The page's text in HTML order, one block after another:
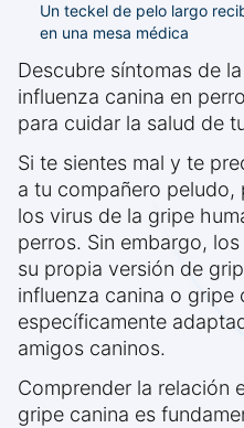
Un teckel de pelo largo
en una mesa médica
Descubre síntomas de
influenza canina en
para cuidar la salud de
Si te sientes mal y te
a tu compañero peludo,
los virus de la gripe
perros. Sin embargo,
su propia versión de
influenza canina o gripe
específicamente
amigos caninos.
Comprender la relación
gripe canina es